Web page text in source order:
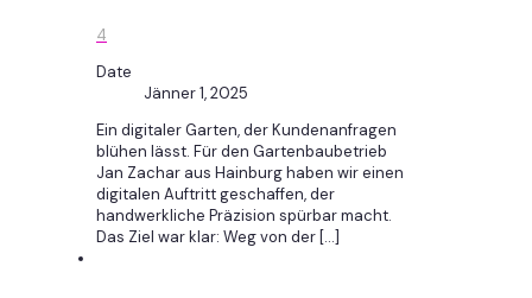
4
Date
Jänner 1, 2025
Ein digitaler Garten, der Kundenanfragen
blühen lässt. Für den Gartenbaubetrieb
Jan Zachar aus Hainburg haben wir einen
digitalen Auftritt geschaffen, der
handwerkliche Präzision spürbar macht.
Das Ziel war klar: Weg von der […]